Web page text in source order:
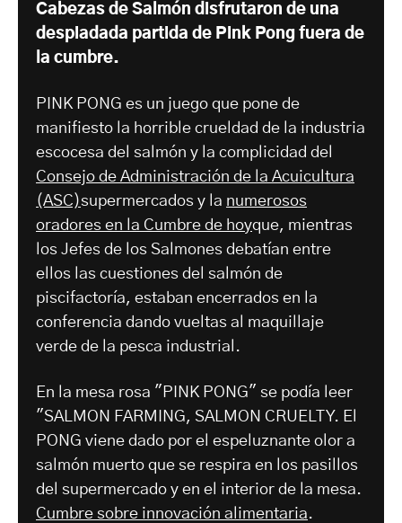
Cabezas de Salmón disfrutaron de una
despiadada partida de Pink Pong fuera de
la cumbre.
PINK PONG es un juego que pone de
manifiesto la horrible crueldad de la industria
escocesa del salmón y la complicidad del
Consejo de Administración de la Acuicultura
(ASC)supermercados y la numerosos
oradores en la Cumbre de hoyque, mientras
los Jefes de los Salmones debatían entre
ellos las cuestiones del salmón de
piscifactoría, estaban encerrados en la
conferencia dando vueltas al maquillaje
verde de la pesca industrial.
En la mesa rosa "PINK PONG" se podía leer
"SALMON FARMING, SALMON CRUELTY. El
PONG viene dado por el espeluznante olor a
salmón muerto que se respira en los pasillos
del supermercado y en el interior de la mesa.
Cumbre sobre innovación alimentaria.